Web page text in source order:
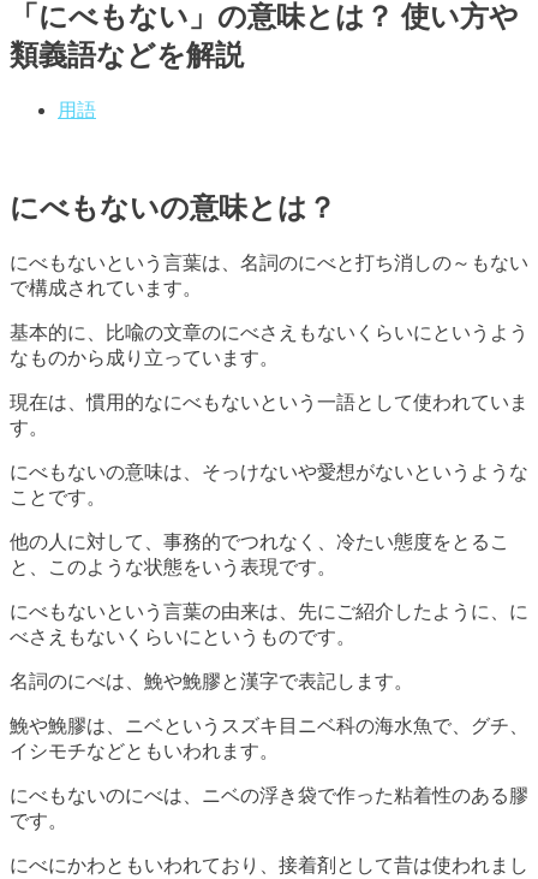
「にべもない」の意味とは？ 使い方や
類義語などを解説
用語
にべもないの意味とは？
にべもないという言葉は、名詞のにべと打ち消しの～もない
で構成されています。
基本的に、比喩の文章のにべさえもないくらいにというよう
なものから成り立っています。
現在は、慣用的なにべもないという一語として使われていま
す。
にべもないの意味は、そっけないや愛想がないというような
ことです。
他の人に対して、事務的でつれなく、冷たい態度をとるこ
と、このような状態をいう表現です。
にべもないという言葉の由来は、先にご紹介したように、に
べさえもないくらいにというものです。
名詞のにべは、鮸や鮸膠と漢字で表記します。
鮸や鮸膠は、ニベというスズキ目ニベ科の海水魚で、グチ、
イシモチなどともいわれます。
にべもないのにべは、ニベの浮き袋で作った粘着性のある膠
です。
にべにかわともいわれており、接着剤として昔は使われまし